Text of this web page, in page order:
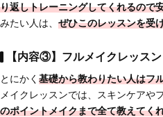
り返しトレーニングしてくれるので
みたい人は、 ぜひこのレッスンを受
【内容③】フルメイクレッスン
とにかく 基礎から教わりたい人はフ
メイクレッスンでは、スキンケアや
のポイントメイクまで全て教えてく